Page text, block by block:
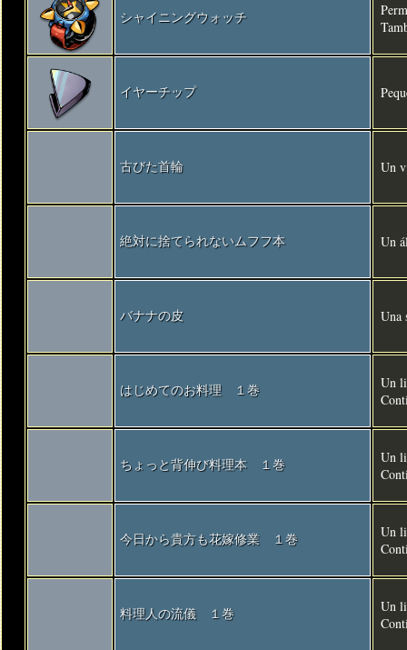
シャイニングウォッチ
イヤーチップ
古びた首輪 Un
絶対に捨てられないムフフ本 Un
バナナの皮 Una
はじめてのお料理 １巻
Un
ちょっと背伸び料理本 １巻
Un
今日から貴方も花嫁修業 １巻
Un
料理人の流儀 １巻
Un